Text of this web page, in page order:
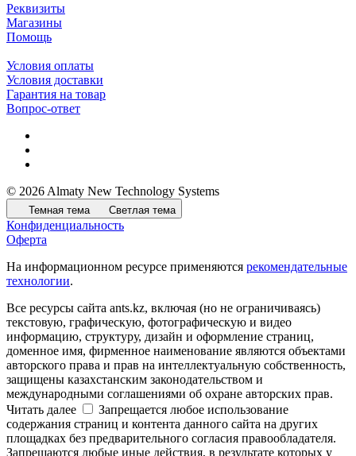
Реквизиты
Магазины
Помощь
Условия оплаты
Условия доставки
Гарантия на товар
Вопрос-ответ
© 2026 Almaty New Technology Systems
Темная тема Светлая тема
Конфиденциальность
Оферта
На информационном ресурсе применяются рекомендательные
технологии.
Все ресурсы сайта ants.kz, включая (но не ограничиваясь)
текстовую, графическую, фотографическую и видео
информацию, структуру, дизайн и оформление страниц,
доменное имя, фирменное наименование являются объектами
авторского права и прав на интеллектуальную собственность,
защищены казахстанским законодательством и
международными соглашениями об охране авторских прав.
Читать далее
Запрещается любое использование
содержания страниц и контента данного сайта на других
площадках без предварительного согласия правообладателя.
Запрещаются любые иные действия, в результате которых у